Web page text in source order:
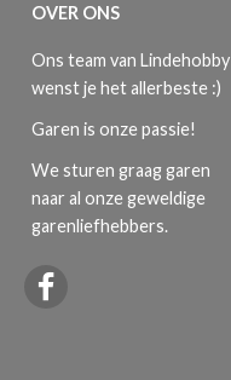
OVER ONS
Ons team van Lindehobby
wenst je het allerbeste :)
Garen is onze passie!
We sturen graag garen
naar al onze geweldige
garenliefhebbers.